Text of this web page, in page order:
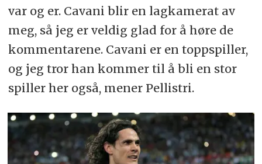
var og er. Cavani blir en lagkamerat av
meg, så jeg er veldig glad for å høre de
kommentarene. Cavani er en toppspiller,
og jeg tror han kommer til å bli en stor
spiller her også, mener Pellistri.